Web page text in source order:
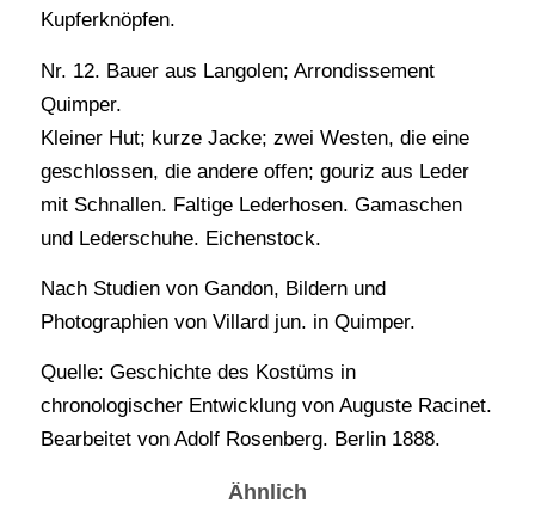
Kupferknöpfen.
Nr. 12. Bauer aus Langolen; Arrondissement
Quimper.
Kleiner Hut; kurze Jacke; zwei Westen, die eine
geschlossen, die andere offen; gouriz aus Leder
mit Schnallen. Faltige Lederhosen. Gamaschen
und Lederschuhe. Eichenstock.
Nach Studien von Gandon, Bildern und
Photographien von Villard jun. in Quimper.
Quelle: Geschichte des Kostüms in
chronologischer Entwicklung von Auguste Racinet.
Bearbeitet von Adolf Rosenberg. Berlin 1888.
Ähnlich